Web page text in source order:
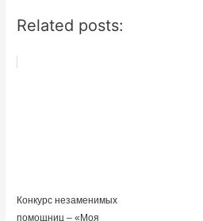
Related posts:
Конкурс незаменимых
помощниц – «Моя